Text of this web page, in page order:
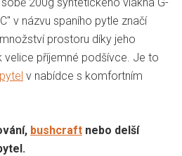
v názvu spaního pytle značí
prostoru díky jeho
velice příjemné podšívce. Je to
v nabídce s komfortním
bushcraft nebo delší